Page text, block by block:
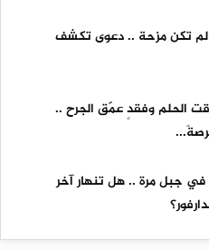
لم تكن مزحة .. دعوى تكشف
الحلم وفقدٍ عمّق الجرح ..
جبل مرة .. هل تنهار آخر